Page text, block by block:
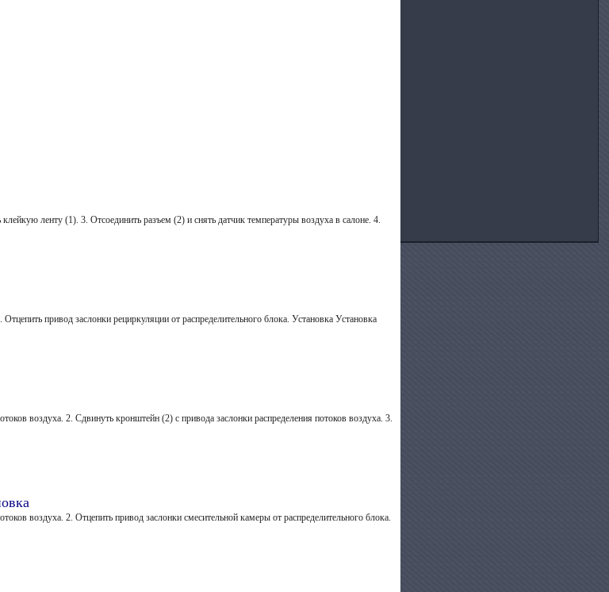
ленту (1). 3. Отсоединить разъем (2) и снять датчик температуры воздуха в салоне. 4.
привод заслонки рециркуляции от распределительного блока. Установка Установка
воздуха. 2. Сдвинуть кронштейн (2) с привода заслонки распределения потоков воздуха. 3.
воздуха. 2. Отцепить привод заслонки смесительной камеры от распределительного блока.